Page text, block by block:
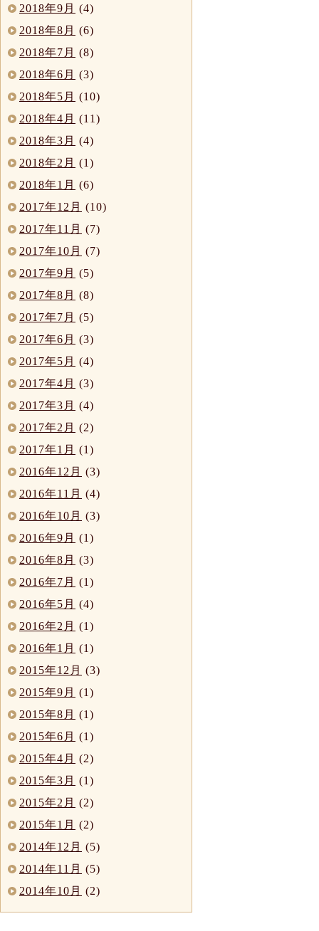
2018年9月 (4)
2018年8月 (6)
2018年7月 (8)
2018年6月 (3)
2018年5月 (10)
2018年4月 (11)
2018年3月 (4)
2018年2月 (1)
2018年1月 (6)
2017年12月 (10)
2017年11月 (7)
2017年10月 (7)
2017年9月 (5)
2017年8月 (8)
2017年7月 (5)
2017年6月 (3)
2017年5月 (4)
2017年4月 (3)
2017年3月 (4)
2017年2月 (2)
2017年1月 (1)
2016年12月 (3)
2016年11月 (4)
2016年10月 (3)
2016年9月 (1)
2016年8月 (3)
2016年7月 (1)
2016年5月 (4)
2016年2月 (1)
2016年1月 (1)
2015年12月 (3)
2015年9月 (1)
2015年8月 (1)
2015年6月 (1)
2015年4月 (2)
2015年3月 (1)
2015年2月 (2)
2015年1月 (2)
2014年12月 (5)
2014年11月 (5)
2014年10月 (2)